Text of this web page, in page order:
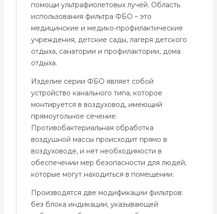
помощи ультрафиолетовых лучей. Область
использования фильтра ФБО – это
медицинские и медико-профилактические
учреждения, детские сады, лагеря детского
отдыха, санатории и профилактории, дома
отдыха.
Изделие серии ФБО являет собой
устройство канального типа, которое
монтируется в воздуховод, имеющий
прямоугольное сечение.
Противобактериальная обработка
воздушной массы происходит прямо в
воздуховоде, и нет необходимости в
обеспечении мер безопасности для людей,
которые могут находиться в помещении.
Производятся две модификации фильтров:
без блока индикации, указывающей